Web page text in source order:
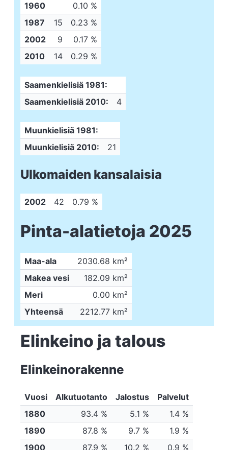
1960
0.10 %
1987
15
0.23 %
2002
9
0.17 %
2010
14 0.29 %
Saamenkielisiä 1981:
Saamenkielisiä 2010:
4
Muunkielisiä 1981:
Muunkielisiä 2010:
21
Ulkomaiden kansalaisia
2002 42 0.79 %
Pinta-alatietoja 2025
Maa-ala
2030.68 km²
Makea vesi
182.09 km²
Meri
0.00 km²
Yhteensä
2212.77 km²
Elinkeino ja talous
Elinkeinorakenne
Vuosi Alkutuotanto Jalostus
Palvelut
1880
93.4 % 5.1 %
1.4 %
1890
87.8 % 9.7 %
1.9 %
1900
87.9 % 10.2 % 0.9 %